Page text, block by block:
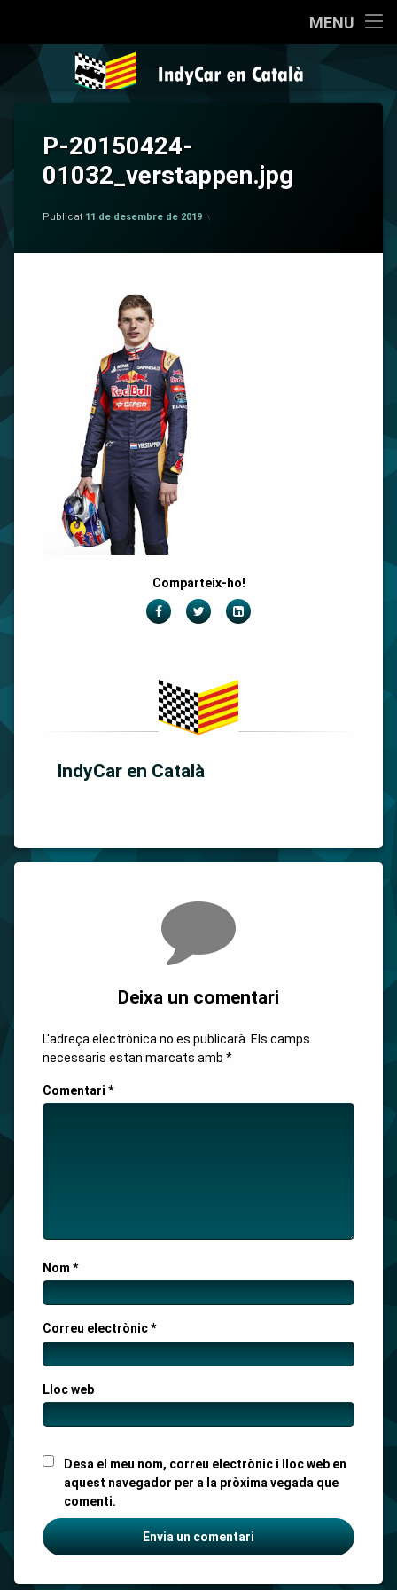
MENU
Qui som?
Coneixent la IndyCar
Cròniques
contingut
IndyCar en
P-20150424-
01032_verstappen.jpg
Publicat 11 de desembre de 2019
Comparteix-ho!
FacebookTwitterLinkedIn
IndyCar en Català
Deixa un comentari
L'adreça electrònica no es publicarà. Els camps
necessaris estan marcats amb *
Comentari *
Nom *
Correu electrònic*
Lloc web
Desa el meu nom, correu electrònic i lloc web en
aquest navegador per a la pròxima vegada que
comenti.